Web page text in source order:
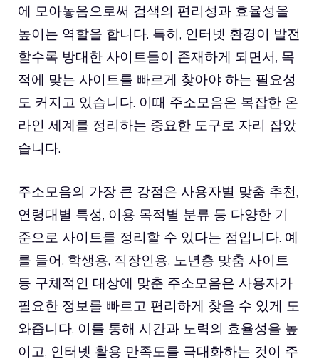
에 모아놓음으로써 검색의 편리성과 효율성을
높이는 역할을 합니다. 특히, 인터넷 환경이 발전
할수록 방대한 사이트들이 존재하게 되면서, 목
적에 맞는 사이트를 빠르게 찾아야 하는 필요성
도 커지고 있습니다. 이때 주소모음은 복잡한 온
라인 세계를 정리하는 중요한 도구로 자리 잡았
습니다.
주소모음의 가장 큰 강점은 사용자별 맞춤 추천,
연령대별 특성, 이용 목적별 분류 등 다양한 기
준으로 사이트를 정리할 수 있다는 점입니다. 예
를 들어, 학생용, 직장인용, 노년층 맞춤 사이트
등 구체적인 대상에 맞춘 주소모음은 사용자가
필요한 정보를 빠르고 편리하게 찾을 수 있게 도
와줍니다. 이를 통해 시간과 노력의 효율성을 높
이고, 인터넷 활용 만족도를 극대화하는 것이 주